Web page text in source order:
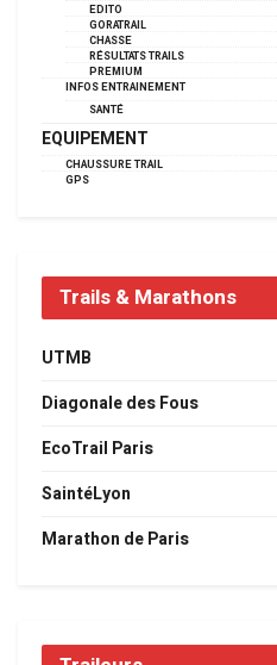
EDITO
GORATRAIL
CHASSE
RÉSULTATS TRAILS
PREMIUM
INFOS ENTRAINEMENT
SANTÉ
EQUIPEMENT
CHAUSSURE TRAIL
GPS
Trails & Marathons
UTMB
Diagonale des Fous
EcoTrail Paris
SaintéLyon
Marathon de Paris